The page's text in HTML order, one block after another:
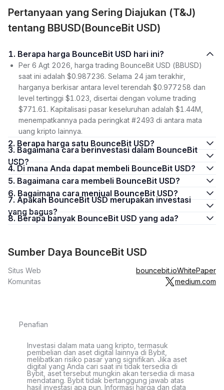
Pertanyaan yang Sering Diajukan (T&J)
tentang BBUSD(BounceBit USD)
1. Berapa harga BounceBit USD hari ini?
Per 6 Agt 2026, harga trading BounceBit USD (BBUSD)
saat ini adalah $0.987236. Selama 24 jam terakhir,
harganya berkisar antara level terendah $0.977258 dan
level tertinggi $1.023, disertai dengan volume trading
$771.61. Kapitalisasi pasar keseluruhan adalah $1.44M,
menempatkannya pada peringkat #2493 di antara mata
uang kripto lainnya.
2. Berapa harga satu BounceBit USD?
3. Bagaimana cara berinvestasi dalam BounceBit
USD?
4. Di mana Anda dapat membeli BounceBit USD?
5. Bagaimana cara membeli BounceBit USD?
6. Bagaimana cara menjual BounceBit USD?
7. Apakah BounceBit USD merupakan investasi
yang bagus?
8. Berapa banyak BounceBit USD yang ada?
Sumber Daya BounceBit USD
Situs Web bouncebit.ioWhitePaper
Komunitas
medium.com
Penafian
Investasi dalam mata uang kripto, termasuk
pembelian dan aset digital lainnya di Bybit,
melibatkan risiko pasar yang signifikan. Jika aset
digital yang Anda cari saat ini tidak tersedia di
Bybit, aset tersebut mungkin akan tersedia di masa
mendatang. Bybit tidak bertanggung jawab atas
hasil investasi apa pun. Informasi harga dan data